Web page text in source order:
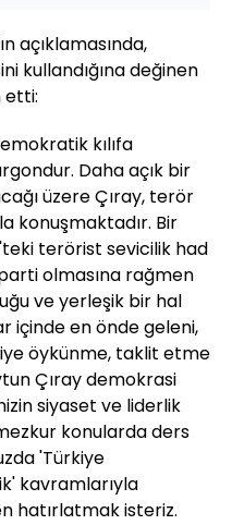
açıklamasında,
kullandığına değinen
etti:
kılıfa
Daha açık bir
üzere Çıray, terör
konuşmaktadır. Bir
terörist sevicilik had
olmasına rağmen
ve yerleşik bir hal
içinde en önde geleni,
öykünme, taklit etme
Çıray demokrasi
siyaset ve liderlik
konularda ders
'Türkiye
kavramlarıyla
hatırlatmak isteriz.